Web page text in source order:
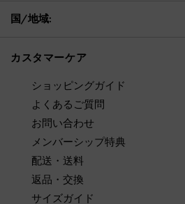
国/地域:
カスタマーケア
ショッピングガイド
よくあるご質問
お問い合わせ
メンバーシップ特典
配送・送料
返品・交換
サイズガイド